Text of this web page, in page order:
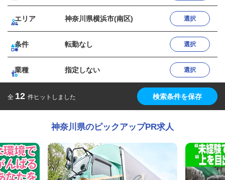
エリア 神奈川県横浜市(南区) 選択
条件 転勤なし 選択
業種 指定しない 選択
全 12 件ヒットしました 検索条件を保存
神奈川県のピックアップPR求人